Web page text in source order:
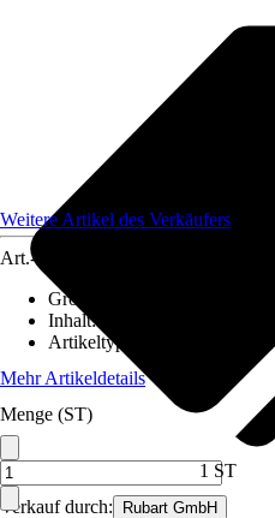
Verkauf durch: Rubart GmbH
Weitere Artikel des Verkäufers
Art.-Nr.
Größe
Inhalt:
Artikeltyp
Mehr Artikeldetails
Menge (ST)
1 ST